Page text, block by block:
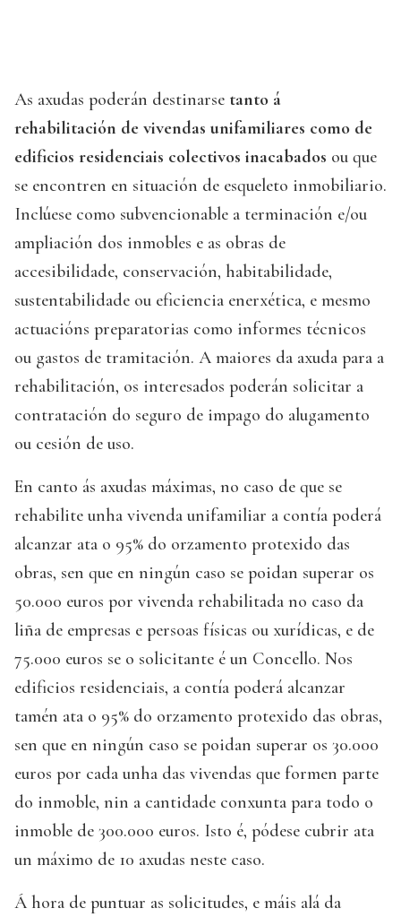
As axudas poderán destinarse tanto á
rehabilitación de vivendas unifamiliares como de
edificios residenciais colectivos inacabados ou que
se encontren en situación de esqueleto inmobiliario.
Inclúese como subvencionable a terminación e/ou
ampliación dos inmobles e as obras de
accesibilidade, conservación, habitabilidade,
sustentabilidade ou eficiencia enerxética, e mesmo
actuacións preparatorias como informes técnicos
ou gastos de tramitación. A maiores da axuda para a
rehabilitación, os interesados poderán solicitar a
contratación do seguro de impago do alugamento
ou cesión de uso.
En canto ás axudas máximas, no caso de que se
rehabilite unha vivenda unifamiliar a contía poderá
alcanzar ata o 95% do orzamento protexido das
obras, sen que en ningún caso se poidan superar os
50.000 euros por vivenda rehabilitada no caso da
liña de empresas e persoas físicas ou xurídicas, e de
75.000 euros se o solicitante é un Concello. Nos
edificios residenciais, a contía poderá alcanzar
tamén ata o 95% do orzamento protexido das obras,
sen que en ningún caso se poidan superar os 30.000
euros por cada unha das vivendas que formen parte
do inmoble, nin a cantidade conxunta para todo o
inmoble de 300.000 euros. Isto é, pódese cubrir ata
un máximo de 10 axudas neste caso.
Á hora de puntuar as solicitudes, e máis alá da